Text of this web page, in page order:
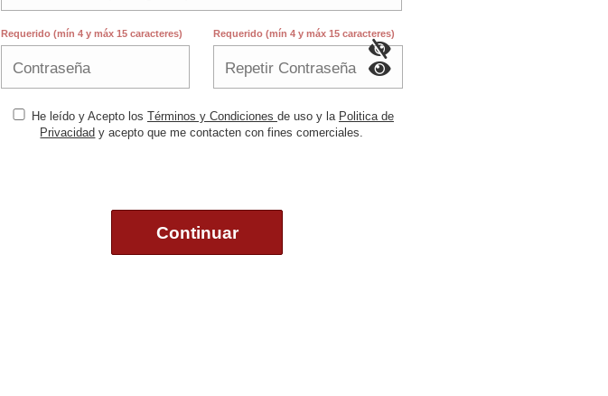
Requerido (mín 4 y máx 15 caracteres) Requerido (mín 4 y máx 15 caracteres)
He leído y Acepto los Términos y Condiciones de uso y la Politica de
Privacidad y acepto que me contacten con fines comerciales.